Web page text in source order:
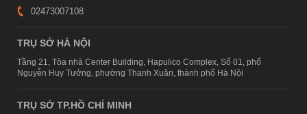
02473007108
TRỤ SỞ HÀ NỘI
Tầng 21, Tòa nhà Center Building, Hapulico Complex, Số 01, phố
Nguyễn Huy Tưởng, phường Thanh Xuân, thành phố Hà Nội
TRỤ SỞ TP.HỒ CHÍ MINH